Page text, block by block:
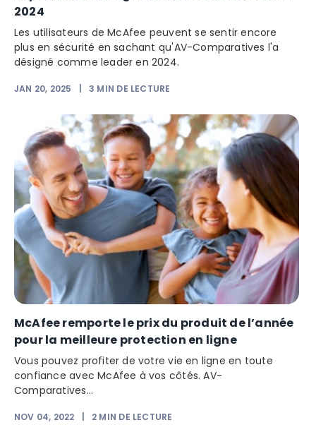
2024
Les utilisateurs de McAfee peuvent se sentir encore
plus en sécurité en sachant qu'AV-Comparatives l'a
désigné comme leader en 2024.
JAN 20, 2025 |3 MIN DE LECTURE
McAfee remporte le prix du produit de l’année
pour la meilleure protection en ligne
Vous pouvez profiter de votre vie en ligne en toute
confiance avec McAfee à vos côtés. AV-
Comparatives...
NOV 04, 2022 2 MIN DE LECTURE